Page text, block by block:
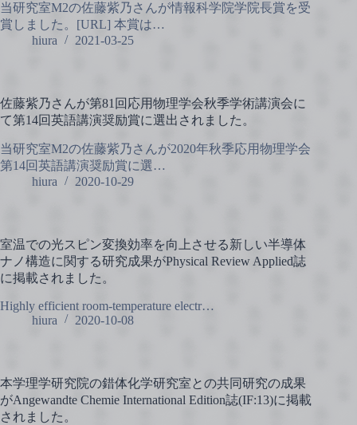
当研究室M2の佐藤紫乃さんが情報科学院学院長賞を受
賞しました。[URL] 本賞は…
hiura
2021-03-25
佐藤紫乃さんが第81回応用物理学会秋季学術講演会に
て第14回英語講演奨励賞に選出されました。
当研究室M2の佐藤紫乃さんが2020年秋季応用物理学会
第14回英語講演奨励賞に選…
hiura
2020-10-29
室温での光スピン変換効率を向上させる新しい半導体
ナノ構造に関する研究成果がPhysical Review Applied誌
に掲載されました。
Highly efficient room-temperature electr…
hiura
2020-10-08
本学理学研究院の錯体化学研究室との共同研究の成果
がAngewandte Chemie International Edition誌(IF:13)に掲載
されました。